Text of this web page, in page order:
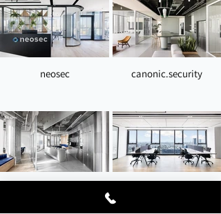
neosec canonic.security